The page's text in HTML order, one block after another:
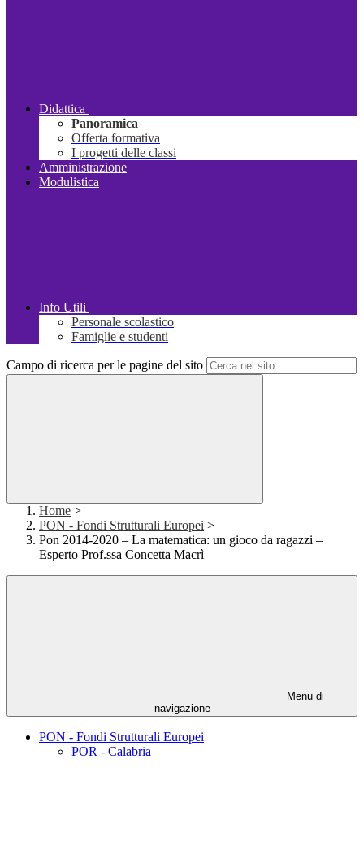
Didattica
Panoramica
Offerta formativa
I progetti delle classi
Amministrazione
Modulistica
Info Utili
Personale scolastico
Famiglie e studenti
Campo di ricerca per le pagine del sito
Home >
PON - Fondi Strutturali Europei >
Pon 2014-2020 – La matematica: un gioco da ragazzi –
Esperto Prof.ssa Concetta Macrì
Menu di
navigazione
PON - Fondi Strutturali Europei
POR - Calabria